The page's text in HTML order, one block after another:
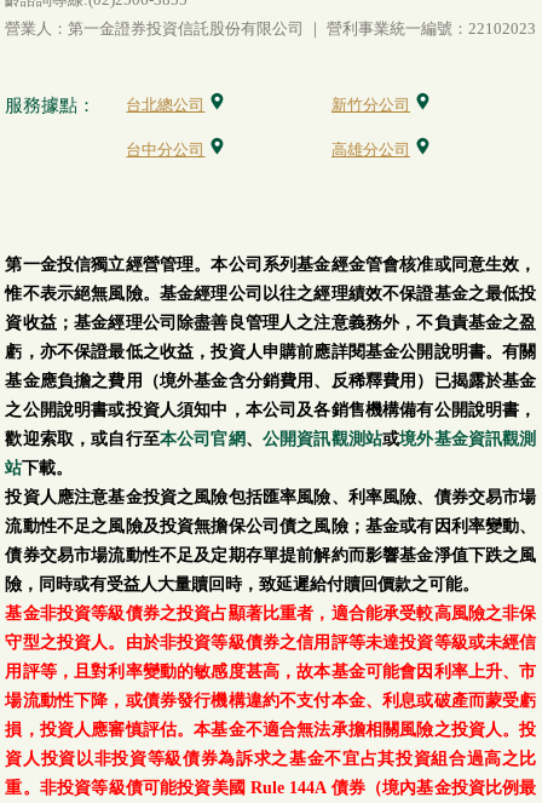
營業人：第一金證券投資信託股份有限公司 ｜ 營利事業統一編號：22102023
服務據點： 台北總公司 新竹分公司
台中分公司 高雄分公司
第一金投信獨立經營管理。本公司系列基金經金管會核准或同意生效，
惟不表示絕無風險。基金經理公司以往之經理績效不保證基金之最低投
資收益；基金經理公司除盡善良管理人之注意義務外，不負責基金之盈
虧，亦不保證最低之收益，投資人申購前應詳閱基金公開說明書。有關
基金應負擔之費用（境外基金含分銷費用、反稀釋費用）已揭露於基金
之公開說明書或投資人須知中，本公司及各銷售機構備有公開說明書，
歡迎索取，或自行至本公司官網、 公開資訊觀測站或境外基金資訊觀測
站下載。
投資人應注意基金投資之風險包括匯率風險、利率風險、債券交易市場
流動性不足之風險及投資無擔保公司債之風險；基金或有因利率變動、
債券交易市場流動性不足及定期存單提前解約而影響基金淨值下跌之風
險，同時或有受益人大量贖回時，致延遲給付贖回價款之可能。
基金非投資等級債券之投資占顯著比重者，適合能承受較高風險之非保
守型之投資人。由於非投資等級債券之信用評等未達投資等級或未經信
用評等，且對利率變動的敏感度甚高，故本基金可能會因利率上升、市
場流動性下降，或債券發行機構違約不支付本金、利息或破產而蒙受虧
損，投資人應審慎評估。本基金不適合無法承擔相關風險之投資人。投
資人投資以非投資等級債券為訴求之基金不宜占其投資組合過高之比
重。非投資等級債可能投資美國 Rule 144A 債券（境內基金投資比例最